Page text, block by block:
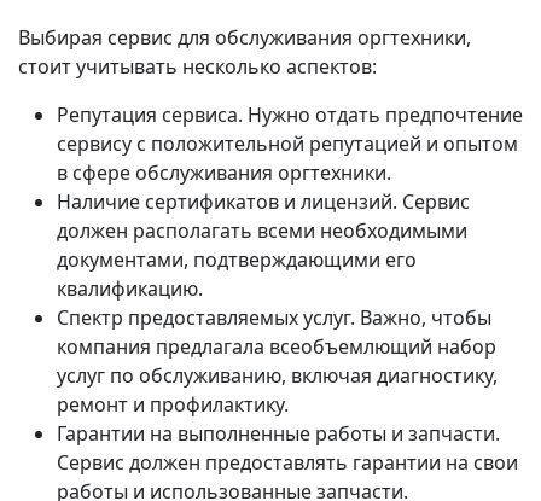
Выбирая сервис для обслуживания оргтехники,
стоит учитывать несколько аспектов:
Репутация сервиса. Нужно отдать предпочтение
сервису с положительной репутацией и опытом
в сфере обслуживания оргтехники.
Наличие сертификатов и лицензий. Сервис
должен располагать всеми необходимыми
документами, подтверждающими его
квалификацию.
Спектр предоставляемых услуг. Важно, чтобы
компания предлагала всеобъемлющий набор
услуг по обслуживанию, включая диагностику,
ремонт и профилактику.
Гарантии на выполненные работы и запчасти.
Сервис должен предоставлять гарантии на свои
работы и использованные запчасти.